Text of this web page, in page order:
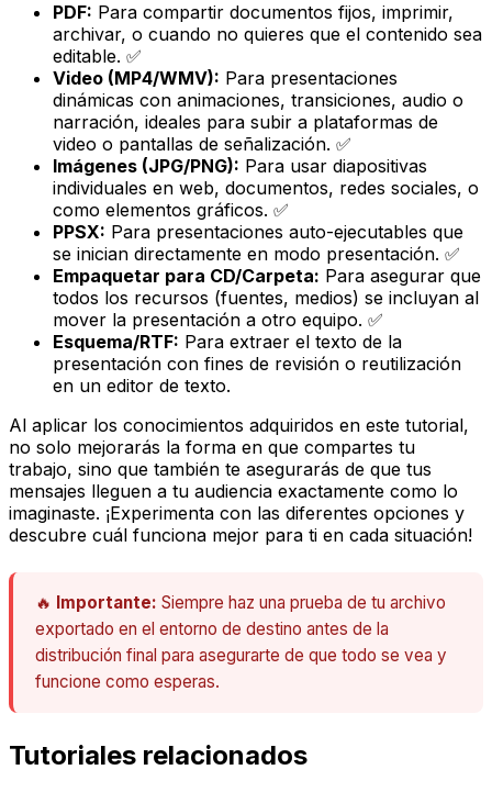
PDF: Para compartir documentos fijos, imprimir,
archivar, o cuando no quieres que el contenido sea
editable. ✅
Video (MP4/WMV): Para presentaciones
dinámicas con animaciones, transiciones, audio o
narración, ideales para subir a plataformas de
video o pantallas de señalización. ✅
Imágenes (JPG/PNG): Para usar diapositivas
individuales en web, documentos, redes sociales, o
como elementos gráficos. ✅
PPSX: Para presentaciones auto-ejecutables que
se inician directamente en modo presentación. ✅
Empaquetar para CD/Carpeta: Para asegurar que
todos los recursos (fuentes, medios) se incluyan al
mover la presentación a otro equipo. ✅
Esquema/RTF: Para extraer el texto de la
presentación con fines de revisión o reutilización
en un editor de texto.
Al aplicar los conocimientos adquiridos en este tutorial,
no solo mejorarás la forma en que compartes tu
trabajo, sino que también te asegurarás de que tus
mensajes lleguen a tu audiencia exactamente como lo
imaginaste. ¡Experimenta con las diferentes opciones y
descubre cuál funciona mejor para ti en cada situación!
🔥 Importante: Siempre haz una prueba de tu archivo
exportado en el entorno de destino antes de la
distribución final para asegurarte de que todo se vea y
funcione como esperas.
Tutoriales relacionados